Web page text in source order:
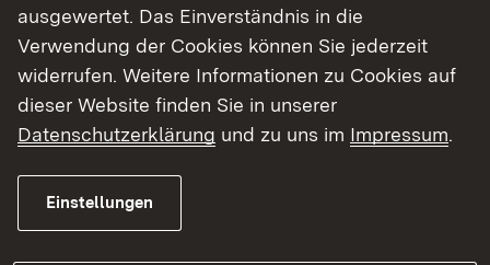
ausgewertet. Das Einverständnis in die
Verwendung der Cookies können Sie jederzeit
widerrufen. Weitere Informationen zu Cookies auf
dieser Website finden Sie in unserer
Datenschutzerklärung und zu uns im Impressum.
Einstellungen